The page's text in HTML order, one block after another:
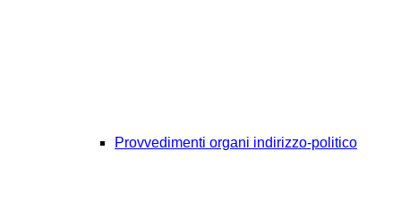
Provvedimenti organi indirizzo-politico